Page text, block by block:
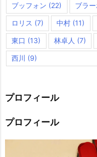
ブッフォン (22) ブラ
ロリス (7) 中村 (11)
東口 (13) 林卓人 (7)
西川 (9)
プロフィール
プロフィール